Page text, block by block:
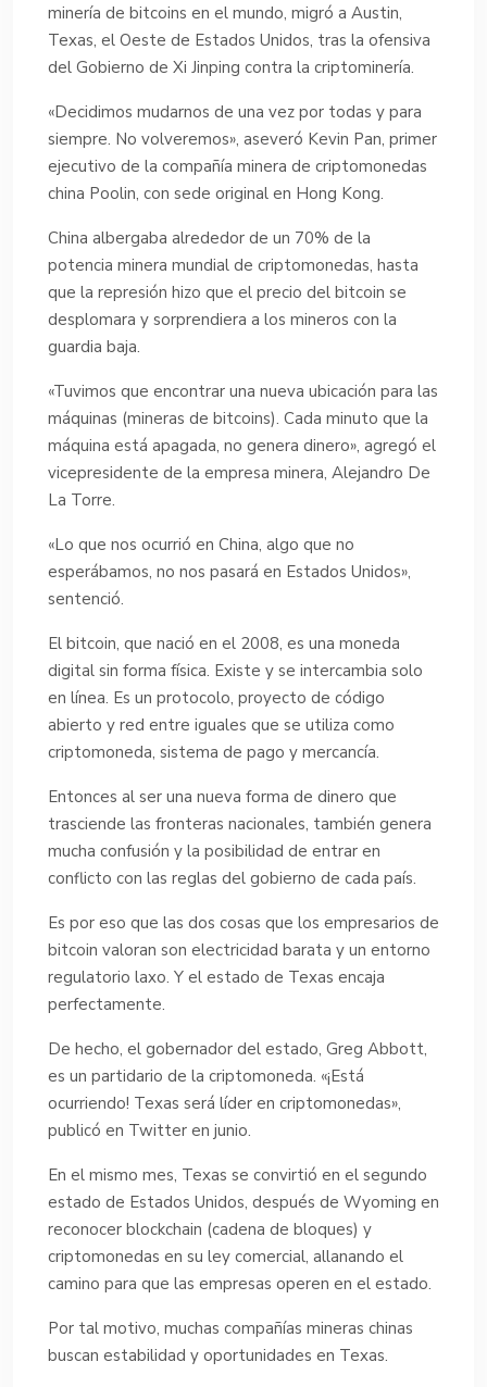
minería de bitcoins en el mundo, migró a Austin,
Texas, el Oeste de Estados Unidos, tras la ofensiva
del Gobierno de Xi Jinping contra la criptominería.
«Decidimos mudarnos de una vez por todas y para
siempre. No volveremos», aseveró Kevin Pan, primer
ejecutivo de la compañía minera de criptomonedas
china Poolin, con sede original en Hong Kong.
China albergaba alrededor de un 70% de la
potencia minera mundial de criptomonedas, hasta
que la represión hizo que el precio del bitcoin se
desplomara y sorprendiera a los mineros con la
guardia baja.
«Tuvimos que encontrar una nueva ubicación para las
máquinas (mineras de bitcoins). Cada minuto que la
máquina está apagada, no genera dinero», agregó el
vicepresidente de la empresa minera, Alejandro De
La Torre.
«Lo que nos ocurrió en China, algo que no
esperábamos, no nos pasará en Estados Unidos»,
sentenció.
El bitcoin, que nació en el 2008, es una moneda
digital sin forma física. Existe y se intercambia solo
en línea. Es un protocolo, proyecto de código
abierto y red entre iguales que se utiliza como
criptomoneda, sistema de pago ​y mercancía.
Entonces al ser una nueva forma de dinero que
trasciende las fronteras nacionales, también genera
mucha confusión y la posibilidad de entrar en
conflicto con las reglas del gobierno de cada país.
Es por eso que las dos cosas que los empresarios de
bitcoin valoran son electricidad barata y un entorno
regulatorio laxo. Y el estado de Texas encaja
perfectamente.
De hecho, el gobernador del estado, Greg Abbott,
es un partidario de la criptomoneda. «¡Está
ocurriendo! Texas será líder en criptomonedas»,
publicó en Twitter en junio.
En el mismo mes, Texas se convirtió en el segundo
estado de Estados Unidos, después de Wyoming en
reconocer blockchain (cadena de bloques) y
criptomonedas en su ley comercial, allanando el
camino para que las empresas operen en el estado.
Por tal motivo, muchas compañías mineras chinas
buscan estabilidad y oportunidades en Texas.